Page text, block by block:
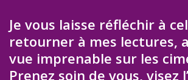
Je vous laisse réfléchir à
retourner à mes lectures,
vue imprenable sur les
Prenez soin de vous, visez